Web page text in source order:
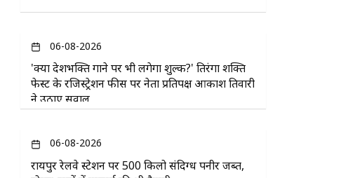
06-08-2026
'क्या देशभक्ति गाने पर भी लगेगा शुल्क?' तिरंगा शक्ति
फेस्ट के रजिस्ट्रेशन फीस पर नेता प्रतिपक्ष आकाश तिवारी
ने उठाए सवाल
06-08-2026
रायपुर रेलवे स्टेशन पर 500 किलो संदिग्ध पनीर जब्त,